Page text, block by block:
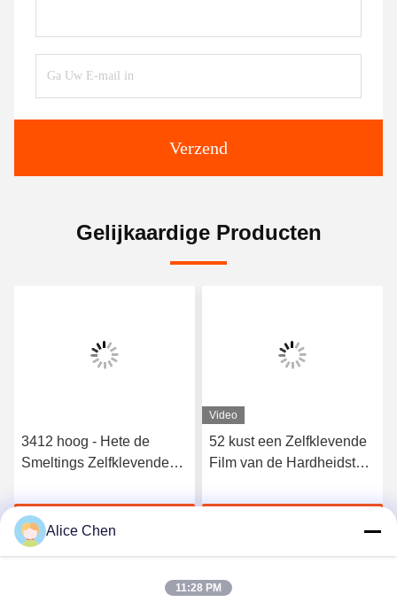
Verzend
Gelijkaardige Producten
3412 hoog - Hete de
Smeltings Zelfklevende
Elastische Polyurethaan
Krijg Beste Prijs
Video
52 kust een Zelfklevende
Film van de Hardheidstpu
Naadloos Ondergoed
Alice Chen
11:28 PM